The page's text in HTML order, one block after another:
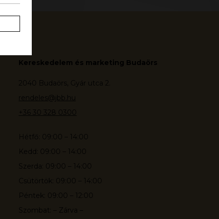
Kereskedelem és marketing Budaörs
2040 Budaörs, Gyár utca 2.
rendeles@jbb.hu
+36 30 328 0300
Hétfő: 09:00 – 14:00
Kedd: 09:00 – 14:00
Szerda: 09:00 – 14:00
Csütörtök: 09:00 – 14:00
Péntek: 09:00 – 12:00
Szombat: – Zárva –